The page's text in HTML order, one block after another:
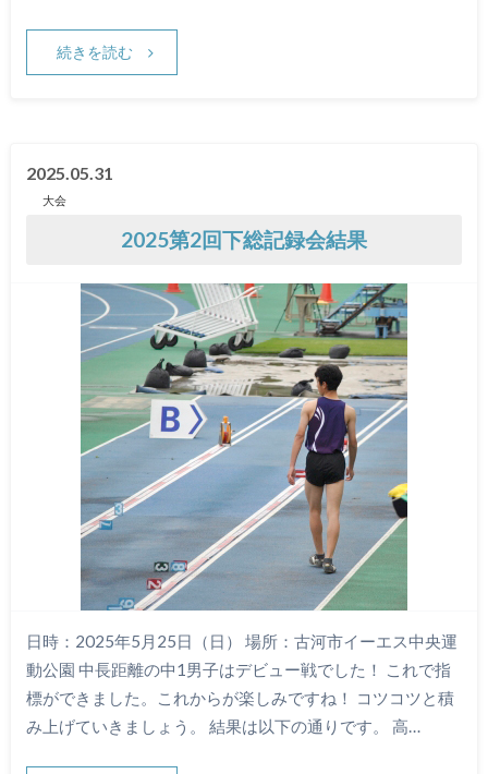
続きを読む
2025.05.31
大会
2025第2回下総記録会結果
日時：2025年5月25日（日） 場所：古河市イーエス中央運
動公園 中長距離の中1男子はデビュー戦でした！ これで指
標ができました。これからが楽しみですね！ コツコツと積
み上げていきましょう。 結果は以下の通りです。 高…